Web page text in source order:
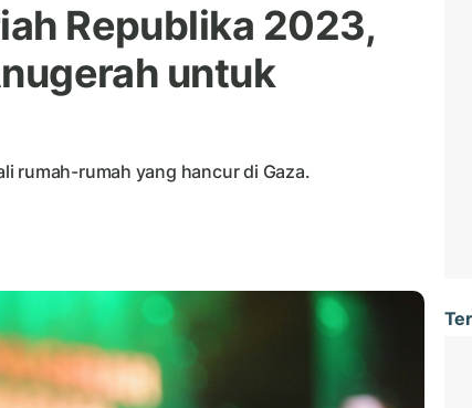
Republika 2023,
untuk
rumah-rumah yang hancur di Gaza.